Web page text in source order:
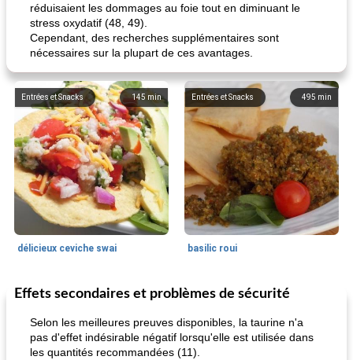
réduisaient les dommages au foie tout en diminuant le
stress oxydatif (48, 49).
Cependant, des recherches supplémentaires sont
nécessaires sur la plupart de ces avantages.
145 min
Entrées et Snacks
délicieux ceviche swai
495 min
Entrées et Snacks
basilic roui
65min
Déjeuner / Snacks
Effets secondaires et problèmes de sécurité
Selon les meilleures preuves disponibles, la taurine n'a
pas d'effet indésirable négatif lorsqu'elle est utilisée dans
les quantités recommandées (11).